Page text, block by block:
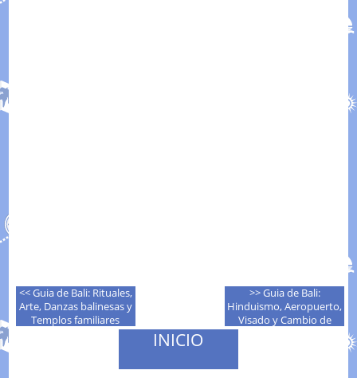
<< Guia de Bali: Rituales,
Arte, Danzas balinesas y
Templos familiares
>> Guia de Bali:
Hinduismo, Aeropuerto,
Visado y Cambio de
INICIO